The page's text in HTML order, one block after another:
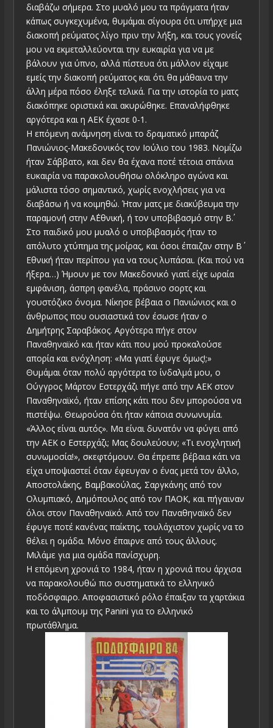
διαβάζω σήμερα. Στο μυαλό μου τα πράγματα ήταν
κάπως συγκεχυμένα, θυμάμαι σίγουρα ότι υπήρχε μια
διακοπή ρεύματος λίγο πριν την λήξη, και τους γονείς
μου να εκμεταλλεύονται την ευκαιρία για να με
βάλουν για ύπνο, αλλά πίστευα ότι μάλλον είχαμε
εμείς την διακοπή ρεύματος και ότι θα μάθαινα την
άλλη μέρα πόσο έληξε τελικά. Για την ιστορία το ματς
διακόπηκε οριστικά και ακυρώθηκε. Επαναλήφθηκε
αργότερα και η ΑΕΚ έχασε 0-1.
Η επόμενη ανάμνηση είναι το δραματικό μπαράζ
Πανιώνιος-Μακεδονικός τον Ιούλιο του 1983. Νομίζω
ήταν Σάββατο, και δεν θα έχανα ποτέ τέτοια σπάνια
ευκαιρία να παρακολουθήσω ολόκληρο αγώνα και
μάλιστα τόσο σημαντικό, χωρίς ενοχλήσεις για να
διαβάσω ή να κοιμηθώ. Ήταν ματς με διακύβευμα την
παραμονή στην Α΄Εθνική, ή τον υποβιβασμό στην Β΄.
Στο παιδικό μου μυαλό ο υποβιβασμός ήταν το
απόλυτο χτύπημα της μοίρας, και όσοι έπαιζαν στην Β΄
Εθνική ήταν περίπου για να τους λυπάσαι. (Και πού να
ήξερα…) Ήμουν με τον Μακεδονικό γιατί είχε ωραία
εμφάνιση, άσπρη φανέλα, πράσινο σορτς και
γουστόζικο όνομα. Νίκησε βέβαια ο Πανιώνιος και ο
άνθρωπος που ουσιαστικά τον έσωσε ήταν ο
Δημήτρης Σαραβάκος. Αργότερα πήγε στον
Παναθηναϊκό και ήταν κάτι που μού προκαλούσε
απορία και ενόχληση: «Μα γιατί έφυγε όμως!;»
Θυμάμαι όταν πολύ αργότερα το ίνδαλμά μου, ο
Ούγγρος Μάρτον Εστερχάζι πήγε από την ΑΕΚ στον
Παναθηναϊκό, ήταν επίσης κάτι που δεν μπορούσα να
πιστέψω. Θεωρούσα ότι ήταν κάποια συνωνυμία.
«Άλλος είναι αυτός». Μα είναι δυνατόν να φύγει από
την ΑΕΚ ο Εστερχάζι; Μας δουλεύουν; «Τι ενοχλητική
συνωμοσία!», σκεφτόμουν. Θα έπρεπε βέβαια κάτι να
είχα υποψιαστεί όταν έφευγαν ο ένας μετά τον άλλο,
Αποστολάκης, Βαμβακούλας, Σαργκάνης από τον
Ολυμπιακό, Δημόπουλος από τον ΠΑΟΚ, και πήγαιναν
όλοι στον Παναθηναϊκό. Από τον Παναθηναϊκό δεν
έφυγε ποτέ κανένας παίκτης, τουλάχιστον χωρίς να το
θέλει η ομάδα. Μόνο έπαιρνε από τους άλλους.
Μιλάμε για μια ομάδα πανίσχυρη.
Η επόμενη χρονιά το 1984, ήταν η χρονιά που άρχισα
να παρακολουθώ πιο συστηματικά το ελληνικό
ποδόσφαιρο. Αποφασιστικό ρόλο έπαιξαν τα χαρτάκια
και το άλμπουμ της Panini για το ελληνικό
πρωτάθλημα.